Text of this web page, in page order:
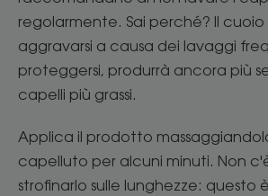
regolarmente. Sai perché? Il
aggravarsi a causa dei lavaggi
proteggersi, produrrà ancora più
capelli più grassi.
Applica il prodotto
capelluto per alcuni minuti. Non
strofinarlo sulle lunghezze: questo